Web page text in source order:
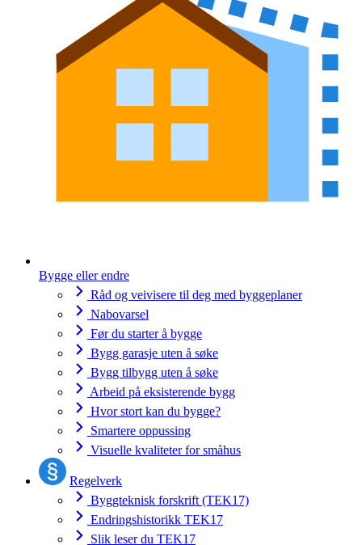
Bygge eller endre
Råd og veivisere til deg med byggeplaner
Nabovarsel
Før du starter å bygge
Bygg garasje uten å søke
Bygg tilbygg uten å søke
Arbeid på eksisterende bygg
Hvor stort kan du bygge?
Smartere oppussing
Visuelle kvaliteter for småhus
Regelverk
Byggteknisk forskrift (TEK17)
Endringshistorikk TEK17
Slik leser du TEK17